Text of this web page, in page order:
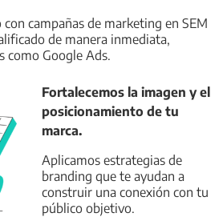
campañas de marketing en SEM
de manera inmediata,
como Google Ads.
Fortalecemos la imagen y el
posicionamiento de tu
marca.
Aplicamos estrategias de
branding que te ayudan a
construir una conexión con tu
público objetivo.